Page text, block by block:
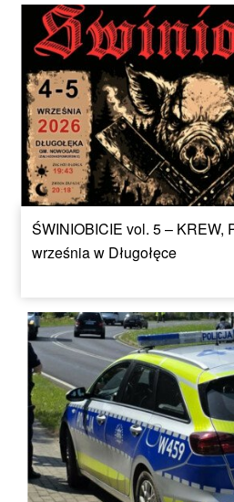
ŚWINIOBICIE vol. 5 – KREW,
września w Długołęce